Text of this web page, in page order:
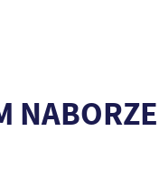
NABORZE